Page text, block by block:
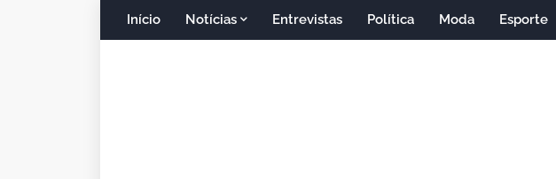
Início Notícias Entrevistas Política Moda Esporte